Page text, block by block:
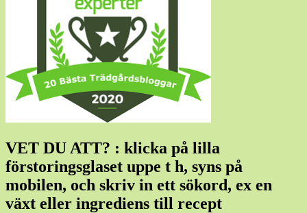
VET DU ATT? : klicka på lilla
förstoringsglaset uppe t h, syns på
mobilen, och skriv in ett sökord, ex en
växt eller ingrediens till recept